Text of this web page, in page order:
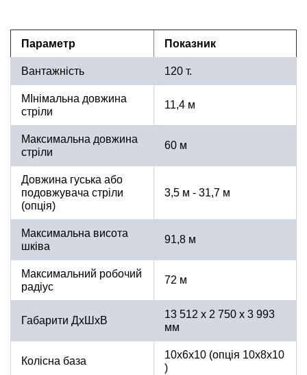
Параметр Показник
Вантажність 120 т.
МІнімальна довжина
стріли
11,4 м
Максимальна довжина
стріли
60 м
Довжина гуська або
подовжувача стріли
(опція)
3,5 м - 31,7 м
Максимальна висота
шківа
91,8 м
Максимальний робочий
радіус
72 м
Габарити ДхШхВ
13 512 х 2 750 х 3 993
мм
Колісна база
10х6х10 (опція 10x8x10
)